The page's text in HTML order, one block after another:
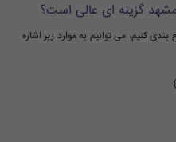
گزینه ای عالی است؟
کنیم، می توانیم به موارد زیر اشاره